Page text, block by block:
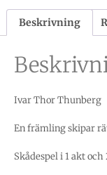
Beskrivning
Ivar Thor Thunberg
En främling skipar
Skådespel i 1 akt